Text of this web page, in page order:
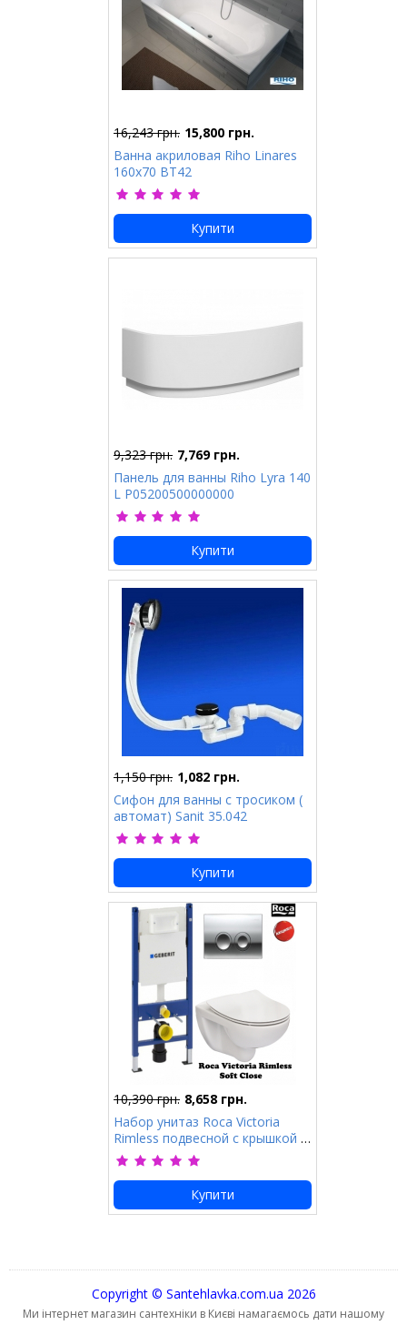
16,243 грн. 15,800 грн.
Ванна акриловая Riho Linares
160x70 BT42
Купити
9,323 грн. 7,769 грн.
Панель для ванны Riho Lyra 140
L P05200500000000
Купити
1,150 грн. 1,082 грн.
Сифон для ванны с тросиком (
автомат) Sanit 35.042
Купити
10,390 грн. 8,658 грн.
Набор унитаз Roca Victoria
Rimless подвесной с крышкой с
доводчиком +
инсталляционная система
Geberit 458.121.21.1
Купити
Copyright © Santehlavka.com.ua 2026
Ми інтернет магазин сантехніки в Києві намагаємось дати нашому